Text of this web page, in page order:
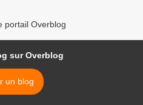
portail Overblog
sur Overblog
un blog